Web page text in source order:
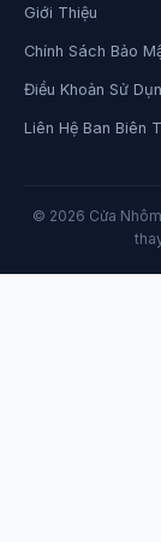
Giới Thiệu
Chính Sách Bảo
Điều Khoản Sử
Liên Hệ Ban Biên
© 2026 Cửa